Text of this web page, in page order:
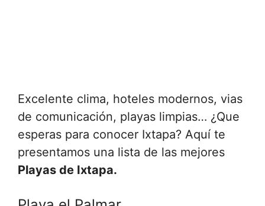
Excelente clima, hoteles modernos, vias
de comunicación, playas limpias… ¿Que
esperas para conocer Ixtapa? Aquí te
presentamos una lista de las mejores
Playas de Ixtapa.